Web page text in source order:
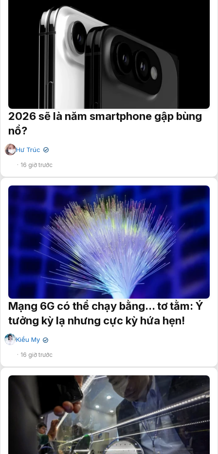
2026 sẽ là năm smartphone gập bùng
nổ?
Hư Trúc ✔
16 giờ trước
Mạng 6G có thể chạy bằng... tơ tằm: Ý
tưởng kỳ lạ nhưng cực kỳ hứa hẹn!
Kiều My ✔
16 giờ trước